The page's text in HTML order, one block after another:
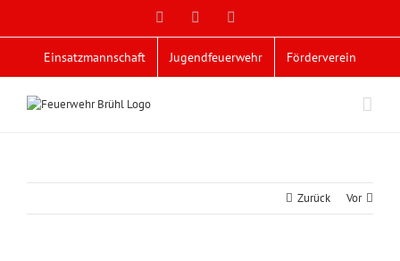
Facebook
Einsatzmannschaft Jugendfeuerwehr Förderverein
Zurück Vor